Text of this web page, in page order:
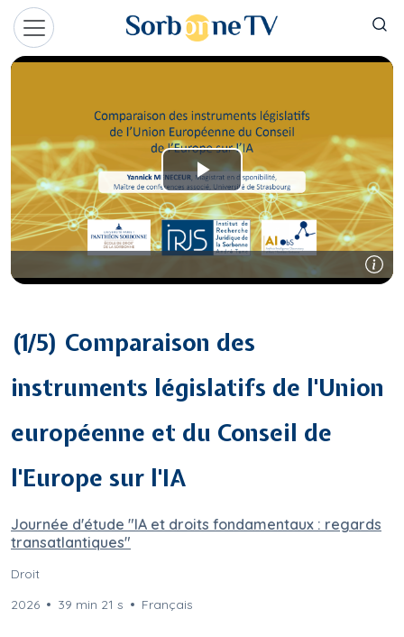
Aller au contenu principal
(1/5) Comparaison des
instruments législatifs de l'Union
européenne et du Conseil de
l'Europe sur l'IA
Journée d'étude "IA et droits fondamentaux : regards
transatlantiques"
Droit
2026
39 min 21 s Français
Panneau de gestion des cookies